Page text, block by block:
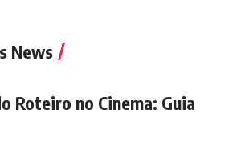
News
Roteiro no Cinema: Guia